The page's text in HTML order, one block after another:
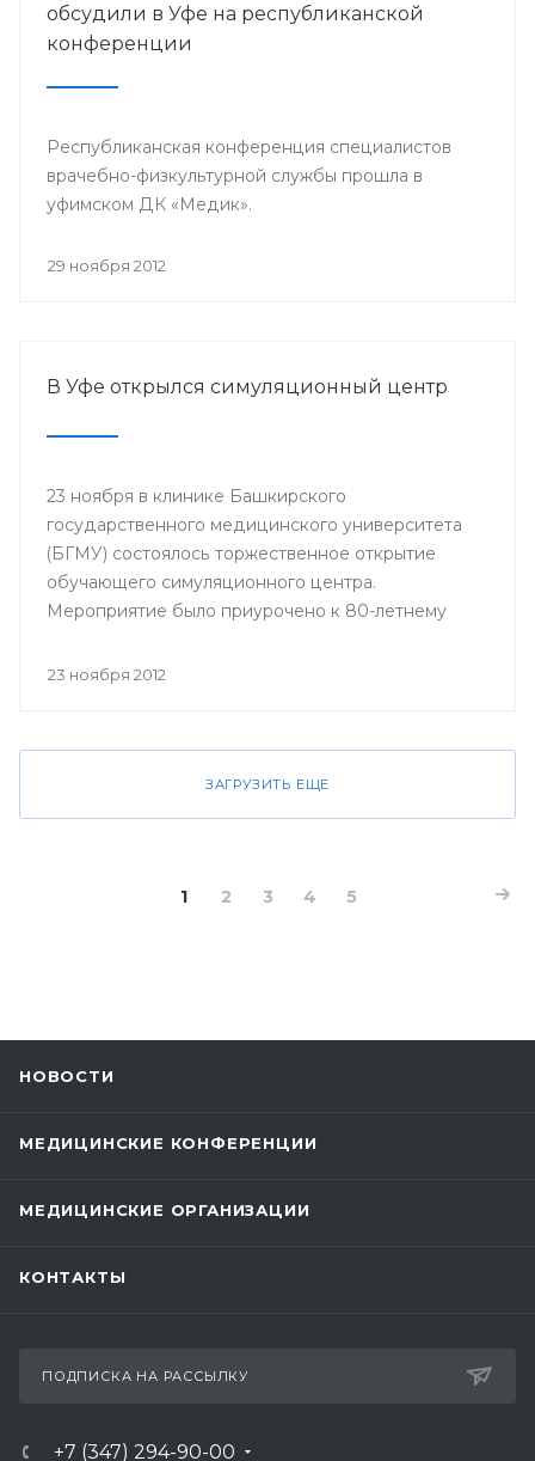
обсудили в Уфе на республиканской
конференции
Республиканская конференция специалистов
врачебно-физкультурной службы прошла в
уфимском ДК «Медик».
29 ноября 2012
В Уфе открылся симуляционный центр
23 ноября в клинике Башкирского
государственного медицинского университета
(БГМУ) состоялось торжественное открытие
обучающего симуляционного центра.
Мероприятие было приурочено к 80-летнему
23 ноября 2012
ЗАГРУЗИТЬ ЕЩЕ
1 2 3 4 5
НОВОСТИ
МЕДИЦИНСКИЕ КОНФЕРЕНЦИИ
МЕДИЦИНСКИЕ ОРГАНИЗАЦИИ
КОНТАКТЫ
ПОДПИСКА НА РАССЫЛКУ
+7 (347) 294-90-00